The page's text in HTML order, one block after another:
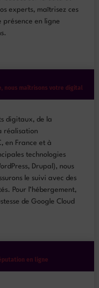
experts, maîtrisez ces
présence en ligne
nous maîtrisons votre digital
digitaux, de la
réalisation
en France et à
technologies
Drupal), nous
le suivi avec des
Pour l’hébergement,
de Google Cloud
en ligne